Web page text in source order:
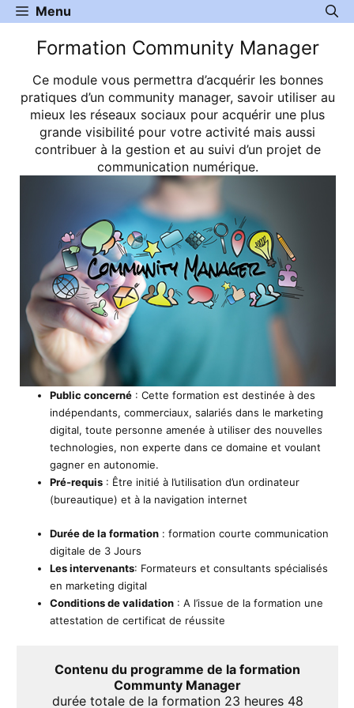
Aller
au
contenu
Menu
Formation Community Manager
Ce module vous permettra d’acquérir les bonnes
pratiques d’un community manager, savoir utiliser au
mieux les réseaux sociaux pour acquérir une plus
grande visibilité pour votre activité mais aussi
contribuer à la gestion et au suivi d’un projet de
communication numérique.
Public concerné : Cette formation est destinée à des
indépendants, commerciaux, salariés dans le marketing
digital, toute personne amenée à utiliser des nouvelles
technologies, non experte dans ce domaine et voulant
gagner en autonomie.
Pré-requis : Être initié à l’utilisation d’un ordinateur
(bureautique) et à la navigation internet
Durée de la formation : formation courte communication
digitale de 3 Jours
Les intervenants: Formateurs et consultants spécialisés
en marketing digital
Conditions de validation : A l’issue de la formation une
attestation de certificat de réussite
Contenu du programme de la formation
Communty Manager
durée totale de la formation 23 heures 48